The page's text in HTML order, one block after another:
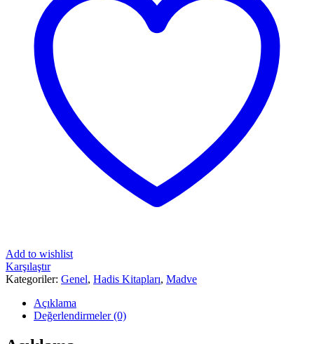
Add to wishlist
Karşılaştır
Kategoriler: Genel, Hadis Kitapları, Madve
Açıklama
Değerlendirmeler (0)